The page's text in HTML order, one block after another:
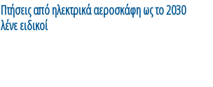
Πτήσεις από ηλεκτρικά αεροσκάφη ως το 2030
λένε ειδικοί